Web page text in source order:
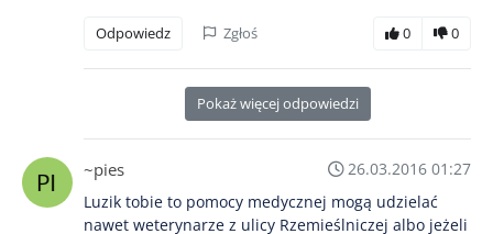
Odpowiedz Zgłoś 0 0
Pokaż więcej odpowiedzi
~pies
26.03.2016 01:27
Luzik tobie to pomocy medycznej mogą udzielać
nawet weterynarze z ulicy Rzemieślniczej albo jeżeli